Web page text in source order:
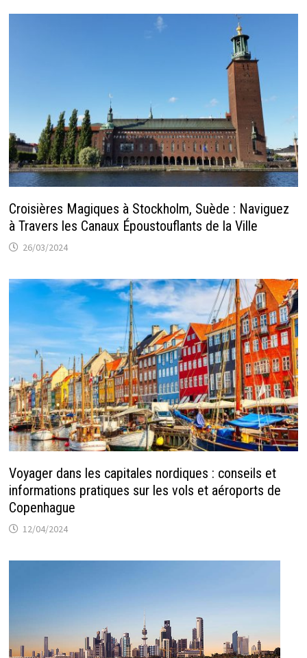
Croisières Magiques à Stockholm, Suède : Naviguez
à Travers les Canaux Époustouflants de la Ville
26/03/2024
Voyager dans les capitales nordiques : conseils et
informations pratiques sur les vols et aéroports de
Copenhague
12/04/2024